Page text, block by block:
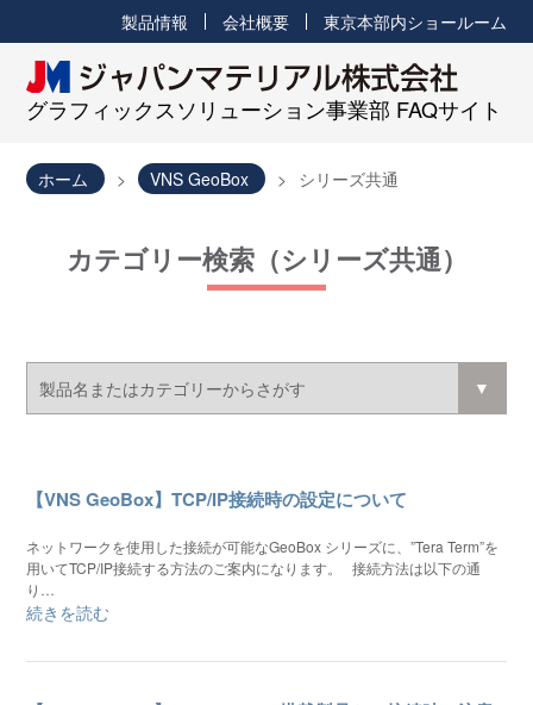
グラフィックスソリューション事業部 FAQサイト
製品情報 会社概要 東京本部内ショールーム
ホーム VNS GeoBox シリーズ共通
カテゴリー検索（シリーズ共通）
【VNS GeoBox】TCP/IP接続時の設定について
ネットワークを使用した接続が可能なGeoBox シリーズに、”Tera Term”を
用いてTCP/IP接続する方法のご案内になります。 接続方法は以下の通
り…
続きを読む